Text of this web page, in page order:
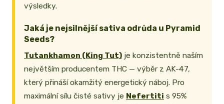
výsledky.
Jaká je nejsilnější sativa odrůda u Pyramid
Seeds?
Tutankhamon (King Tut) je konzistentně naším
největším producentem THC — výběr z AK-47,
který přináší okamžitý energetický náboj. Pro
maximální sílu čisté sativy je Nefertiti s 95%